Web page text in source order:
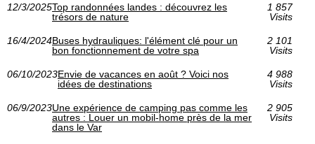
12/3/2025Top randonnées landes : découvrez les
trésors de nature
1 857
Visits
16/4/2024Buses hydrauliques: l'élément clé pour un
bon fonctionnement de votre spa
2 101
Visits
06/10/2023Envie de vacances en août ? Voici nos
idées de destinations
4 988
Visits
06/9/2023Une expérience de camping pas comme les
autres : Louer un mobil-home près de la mer
dans le Var
2 905
Visits